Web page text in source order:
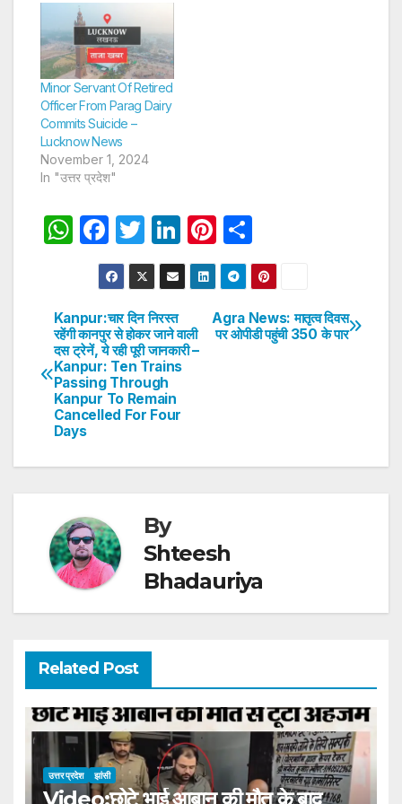
Minor Servant Of Retired
Officer From Parag Dairy
Commits Suicide –
Lucknow News
November 1, 2024
In "उत्तर प्रदेश"
W
s
A
p
p
F
a
c
e
b
o
o
k
T
w
itt
er
Li
n
k
dI
n
Pi
nt
er
e
st
h
ar
e
Post
navigation
Agra News: मातृत्व दिवस
पर ओपीडी पहुंची 350 के पार
Kanpur:चार दिन निरस्त
रहेंगी कानपुर से होकर जाने वाली
दस ट्रेनें, ये रही पूरी जानकारी –
Kanpur: Ten Trains
Passing Through
Kanpur To Remain
Cancelled For Four
Days
By
Shteesh
Bhadauriya
Related Post
उत्तर प्रदेश झांसी